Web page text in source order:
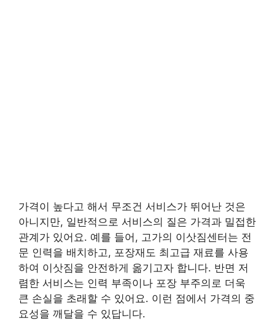
가격이 높다고 해서 무조건 서비스가 뛰어난 것은
아니지만, 일반적으로 서비스의 질은 가격과 밀접한
관계가 있어요. 예를 들어, 고가의 이삿짐센터는 전
문 인력을 배치하고, 포장재도 최고급 재료를 사용
하여 이삿짐을 안전하게 옮기고자 합니다. 반면 저
렴한 서비스는 인력 부족이나 포장 부주의로 더욱
큰 손실을 초래할 수 있어요. 이런 점에서 가격의 중
요성을 깨달을 수 있답니다.